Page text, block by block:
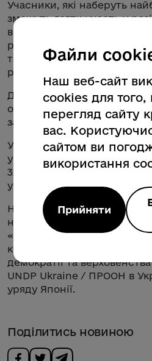
Учасники, які наберуть
зможуть взяти участь у
від партнерів проєкту –
робіт Марії Примаченко із
та павербанків.
рандомайзер.
Для участі в розіграші
один раз: повторні спроби
зараховуватимуться для
У 2024 році тест пройшла
українців: 236 237
323 пройшли його
учасників завершили тест
Національний тест з
національний проєкт з
«Фільтр» Міністерства
комунікацій України у
демократії та
UNDP Ukraine / ПРООН в
уряду Японії.
Поділитись новиною
Файли
Наш веб-сайт
cookies для
перегляд сайту
вас.
сайтом ви
використання
Прийняти